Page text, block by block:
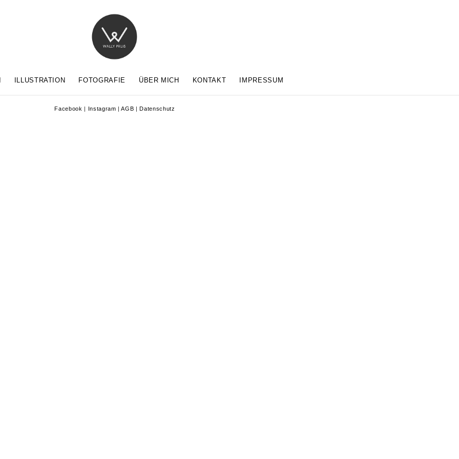
ILLUSTRATION FOTOGRAFIE ÜBER MICH KONTAKT IMPRESSUM
Facebook | Instagram |AGB |Datenschutz